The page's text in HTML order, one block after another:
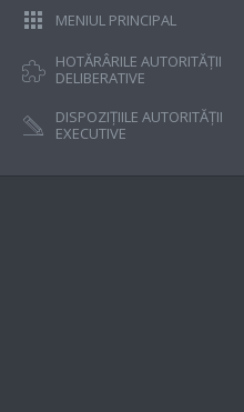
MENIUL PRINCIPAL
HOTĂRÂRILE AUTORITĂȚII
DELIBERATIVE
DISPOZIȚIILE AUTORITĂȚII
EXECUTIVE